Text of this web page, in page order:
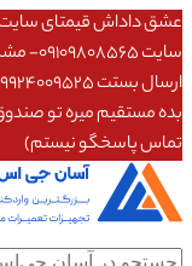
عشق داداش قیمتای سایت
تماس پاسخگو نیستم)